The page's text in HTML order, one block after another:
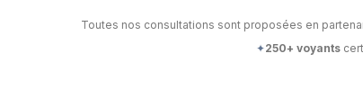
Toutes nos consultations sont proposées en
✦250+ voyants